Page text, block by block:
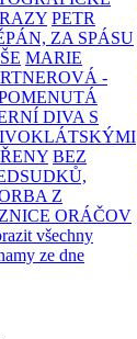
PETR
ZA SPÁSU
MARIE
-
DIVA S
BEZ
Z
ORÁČOV
všechny
ze dne